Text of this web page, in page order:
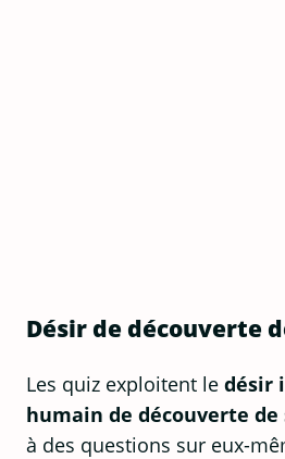
Désir de découverte
Les quiz exploitent ledésir
humain de découverte de
à des questions sur eux-